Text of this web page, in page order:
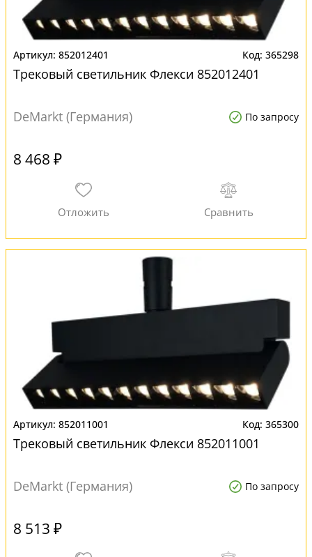
852012401 365298
Трековый светильник Флекси 852012401
DeMarkt (Германия) По запросу
8 468 ₽
852011001 365300
Трековый светильник Флекси 852011001
DeMarkt (Германия) По запросу
8 513 ₽